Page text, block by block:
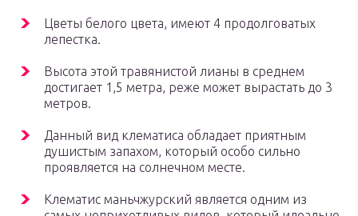
Цветы белого цвета, имеют 4 продолговатых
лепестка.
Высота этой травянистой лианы в среднем
достигает 1,5 метра, реже может вырастать до 3
метров.
Данный вид клематиса обладает приятным
душистым запахом, который особо сильно
проявляется на солнечном месте.
Клематис маньчжурский является одним из